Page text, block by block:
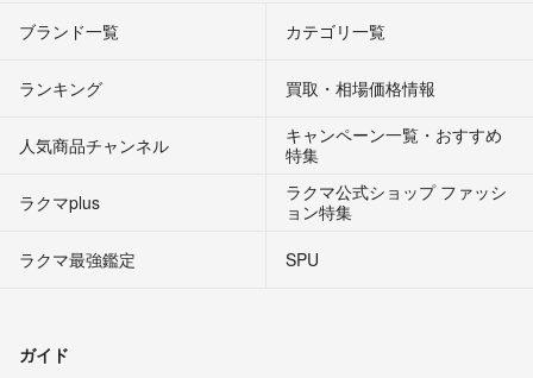
ブランド一覧 カテゴリ一覧
ランキング 買取・相場価格情報
人気商品チャンネル
キャンペーン一覧・おすすめ
特集
ラクマplus
ラクマ公式ショップ ファッシ
ョン特集
ラクマ最強鑑定
SPU
ガイド